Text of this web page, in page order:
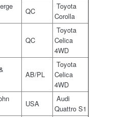
QC
Toyota
Corolla
QC
Toyota
Celica
4WD
AB/PL
Toyota
Celica
4WD
USA
Audi
Quattro S1